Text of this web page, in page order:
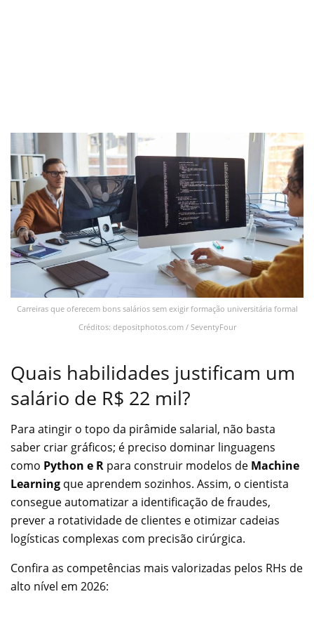
Carreiras que oferecem bons salários sem exigir formação universitária formal
Créditos: depositphotos.com / SeventyFour
Quais habilidades justificam um
salário de R$ 22 mil?
Para atingir o topo da pirâmide salarial, não basta
saber criar gráficos; é preciso dominar linguagens
como Python e R para construir modelos de Machine
Learning que aprendem sozinhos. Assim, o cientista
consegue automatizar a identificação de fraudes,
prever a rotatividade de clientes e otimizar cadeias
logísticas complexas com precisão cirúrgica.
Confira as competências mais valorizadas pelos RHs de
alto nível em 2026: